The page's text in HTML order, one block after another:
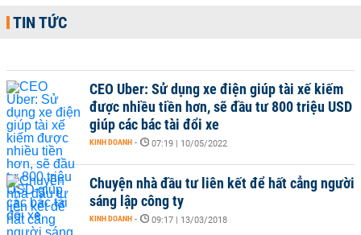
TIN TỨC
CEO Uber: Sử dụng xe điện giúp tài xế kiếm
được nhiều tiền hơn, sẽ đầu tư 800 triệu USD
giúp các bác tài đổi xe
KINH DOANH - 07:19 | 10/05/2022
Chuyện nhà đầu tư liên kết để hất cẳng người
sáng lập công ty
KINH DOANH - 09:17 | 13/03/2018